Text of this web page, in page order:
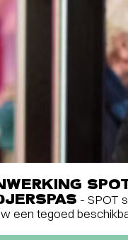
- SPOT
een tegoed